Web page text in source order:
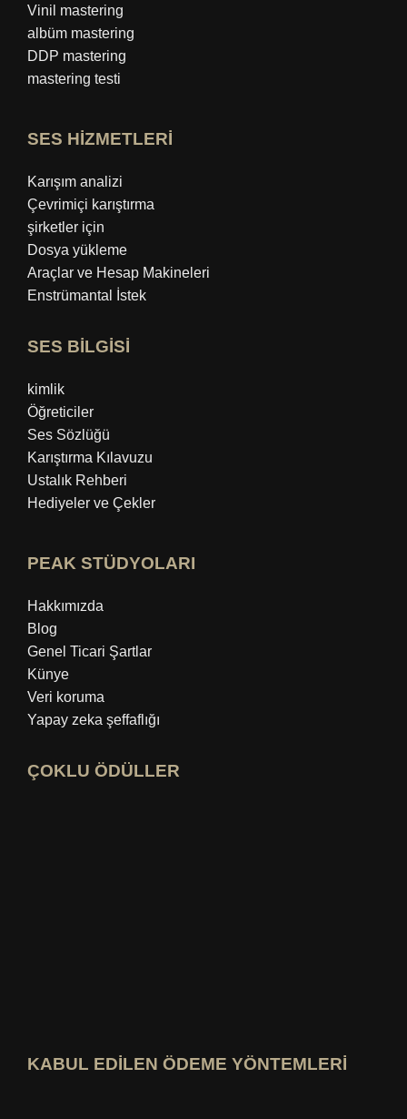
Vinil mastering
albüm mastering
DDP mastering
mastering testi
SES HİZMETLERİ
Karışım analizi
Çevrimiçi karıştırma
şirketler için
Dosya yükleme
Araçlar ve Hesap Makineleri
Enstrümantal İstek
SES BİLGİSİ
kimlik
Öğreticiler
Ses Sözlüğü
Karıştırma Kılavuzu
Ustalık Rehberi
Hediyeler ve Çekler
PEAK STÜDYOLARI
Hakkımızda
Blog
Genel Ticari Şartlar
Künye
Veri koruma
Yapay zeka şeffaflığı
ÇOKLU ÖDÜLLER
KABUL EDİLEN ÖDEME YÖNTEMLERİ